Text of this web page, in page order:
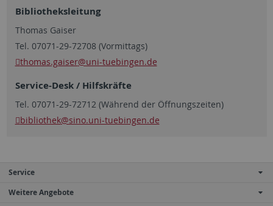
Bibliotheksleitung
Thomas Gaiser
Tel. 07071-29-72708 (Vormittags)
thomas.gaiser@uni-tuebingen.de
Service-Desk / Hilfskräfte
Tel. 07071-29-72712 (Während der Öffnungszeiten)
bibliothek@sino.uni-tuebingen.de
Service
Weitere Angebote